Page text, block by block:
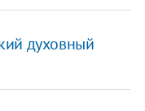
духовный